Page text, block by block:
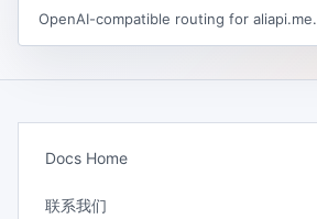
OpenAI-compatible routing for aliapi.me.
Docs Home
联系我们